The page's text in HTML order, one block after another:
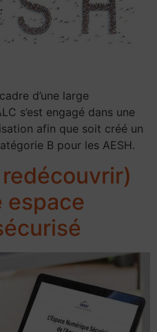
d’une large
s’est engagé dans une
afin que soit créé un
B pour les AESH.
espace